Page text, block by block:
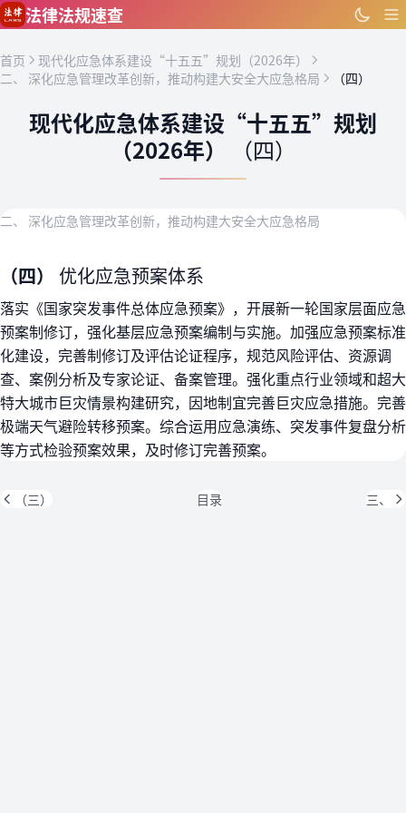
跳到主要内容
法律法规速查
首页
现代化应急体系建设“十五五”规划（2026年）
二、 深化应急管理改革创新，推动构建大安全大应急格局
（四）
现代化应急体系建设“十五五”规划
（2026年）
（四）
二、 深化应急管理改革创新，推动构建大安全大应急格局
（四） 优化应急预案体系
落实《国家突发事件总体应急预案》，开展新一轮国家层面应急
预案制修订，强化基层应急预案编制与实施。加强应急预案标准
化建设，完善制修订及评估论证程序，规范风险评估、资源调
查、案例分析及专家论证、备案管理。强化重点行业领域和超大
特大城市巨灾情景构建研究，因地制宜完善巨灾应急措施。完善
极端天气避险转移预案。综合运用应急演练、突发事件复盘分析
等方式检验预案效果，及时修订完善预案。
（三） 目录 三、